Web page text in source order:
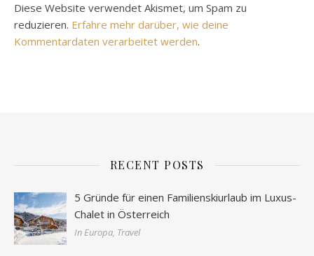
Diese Website verwendet Akismet, um Spam zu
reduzieren. Erfahre mehr darüber, wie deine
Kommentardaten verarbeitet werden.
RECENT POSTS
5 Gründe für einen Familienskiurlaub im Luxus-
Chalet in Österreich
In Europa, Travel